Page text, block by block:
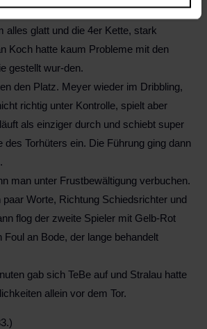
Aktion. Hermstein und Jonach
alles glatt und die 4er Kette, stark
Koch hatte kaum Probleme mit den
gestellt wur-den.
den Platz. Meyer wieder im Dribbling,
richtig unter Kontrolle, spielt aber
als einziger durch und schiebt super
des Torhüters ein. Die Führung ging dann
man unter Frustbewältigung verbuchen.
paar Worte, Richtung Schiedsrichter und
flog der zweite Spieler mit Gelb-Rot
Foul an Bode, der lange behandelt
gab sich TeBe auf und Stralau hatte
allein vor dem Tor.